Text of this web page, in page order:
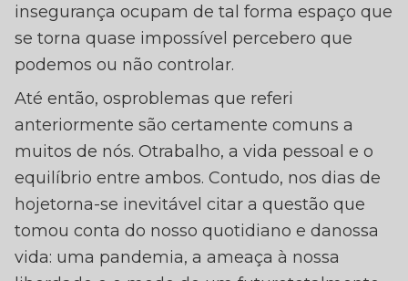
insegurança ocupam de tal forma espaço que
se torna quase impossível percebero que
podemos ou não controlar.
Até então, osproblemas que referi
anteriormente são certamente comuns a
muitos de nós. Otrabalho, a vida pessoal e o
equilíbrio entre ambos. Contudo, nos dias de
hojetorna-se inevitável citar a questão que
tomou conta do nosso quotidiano e danossa
vida: uma pandemia, a ameaça à nossa